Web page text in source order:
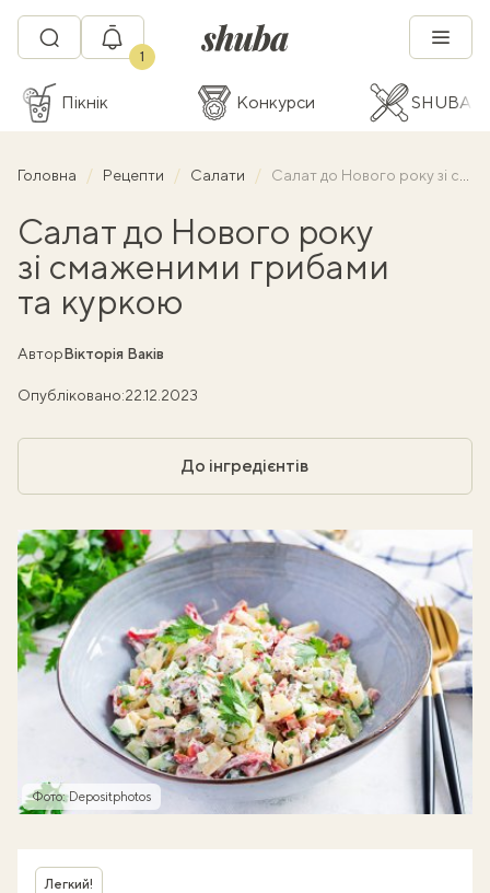
1
Пікнік Конкурси SHUBA
Головна Рецепти Салати Салат до Нового року зі смаженими грибами та куркою
Салат до Нового року
зі смаженими грибами
та куркою
АвторВікторія Ваків
Опубліковано:22.12.2023
До інгредієнтів
Фото: Depositphotos
Легкий!